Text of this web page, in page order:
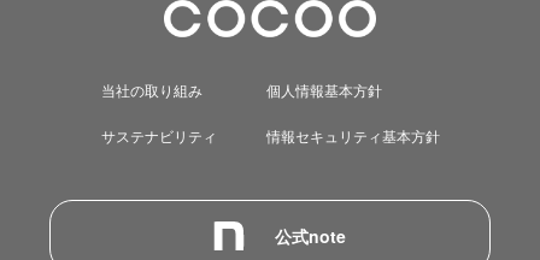
公式note
当社の取り組み
サステナビリティ
個人情報基本方針
情報セキュリティ基本方針